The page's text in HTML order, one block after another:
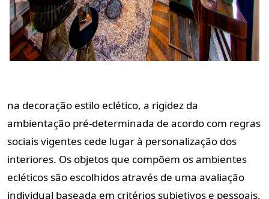
na decoração estilo eclético, a rigidez da
ambientação pré-determinada de acordo com regras
sociais vigentes cede lugar à personalização dos
interiores. Os objetos que compõem os ambientes
ecléticos são escolhidos através de uma avaliação
individual baseada em critérios subjetivos e pessoais.